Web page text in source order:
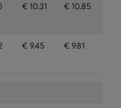
€ 10.31 € 10.85
€ 9.45 € 9.81